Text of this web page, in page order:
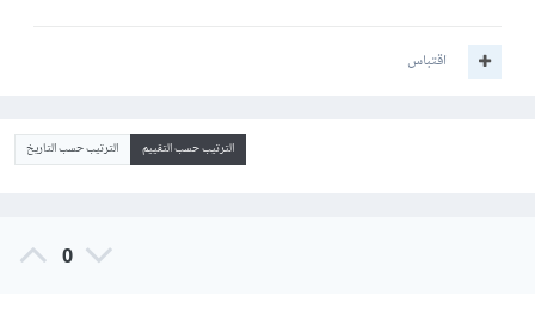
اقتباس
الترتيب حسب التقييم الترتيب حسب التاريخ
0